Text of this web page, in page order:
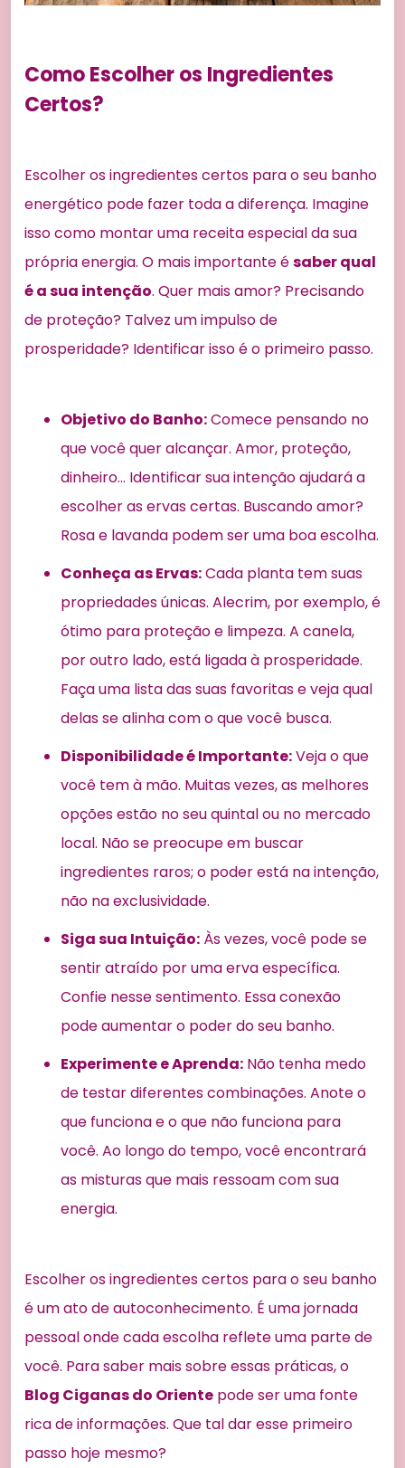
Como Escolher os Ingredientes
Certos?
Escolher os ingredientes certos para o seu banho
energético pode fazer toda a diferença. Imagine
isso como montar uma receita especial da sua
própria energia. O mais importante ésaber qual
é a sua intenção. Quer mais amor? Precisando
de proteção? Talvez um impulso de
prosperidade? Identificar isso é o primeiro passo.
Objetivo do Banho:Comece pensando no
que você quer alcançar. Amor, proteção,
dinheiro… Identificar sua intenção ajudará a
escolher as ervas certas. Buscando amor?
Rosa e lavanda podem ser uma boa escolha.
Conheça as Ervas:Cada planta tem suas
propriedades únicas. Alecrim, por exemplo, é
ótimo para proteção e limpeza. A canela,
por outro lado, está ligada à prosperidade.
Faça uma lista das suas favoritas e veja qual
delas se alinha com o que você busca.
Disponibilidade é Importante:Veja o que
você tem à mão. Muitas vezes, as melhores
opções estão no seu quintal ou no mercado
local. Não se preocupe em buscar
ingredientes raros; o poder está na intenção,
não na exclusividade.
Siga sua Intuição: Às vezes, você pode se
sentir atraído por uma erva específica.
Confie nesse sentimento. Essa conexão
pode aumentar o poder do seu banho.
Experimente e Aprenda: Não tenha medo
de testar diferentes combinações. Anote o
que funciona e o que não funciona para
você. Ao longo do tempo, você encontrará
as misturas que mais ressoam com sua
energia.
Escolher os ingredientes certos para o seu banho
é um ato de autoconhecimento. É uma jornada
pessoal onde cada escolha reflete uma parte de
você. Para saber mais sobre essas práticas, o
Blog Ciganas do Oriente pode ser uma fonte
rica de informações. Que tal dar esse primeiro
passo hoje mesmo?